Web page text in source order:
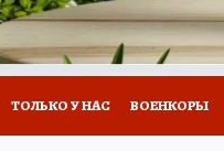
ТОЛЬКО У НАС ВОЕНКОРЫ